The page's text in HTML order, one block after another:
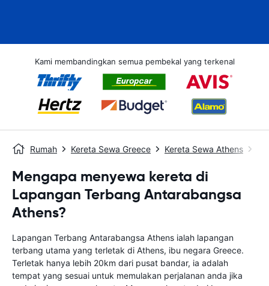
Kami membandingkan semua pembekal yang terkenal
Rumah Kereta Sewa Greece Kereta Sewa Athens
Mengapa menyewa kereta di
Lapangan Terbang Antarabangsa
Athens?
Lapangan Terbang Antarabangsa Athens ialah lapangan
terbang utama yang terletak di Athens, ibu negara Greece.
Terletak hanya lebih 20km dari pusat bandar, ia adalah
tempat yang sesuai untuk memulakan perjalanan anda jika